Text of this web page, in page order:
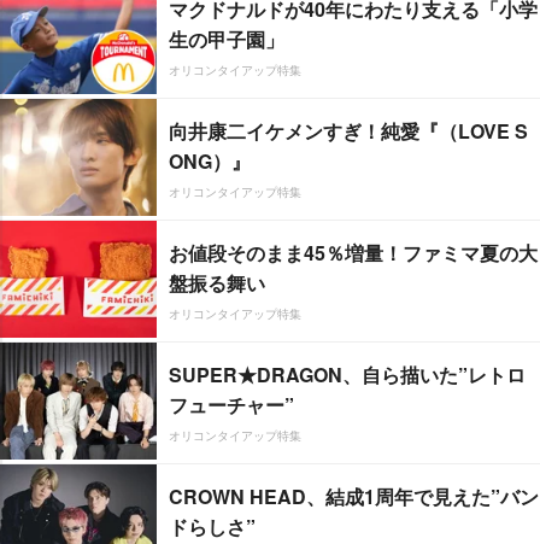
マクドナルドが40年にわたり支える「小学
生の甲子園」
オリコンタイアップ特集
向井康二イケメンすぎ！純愛『（LOVE S
ONG）』
オリコンタイアップ特集
お値段そのまま45％増量！ファミマ夏の大
盤振る舞い
オリコンタイアップ特集
SUPER★DRAGON、自ら描いた”レトロ
フューチャー”
オリコンタイアップ特集
CROWN HEAD、結成1周年で見えた”バン
ドらしさ”